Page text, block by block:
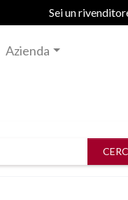
Sei un
Azienda